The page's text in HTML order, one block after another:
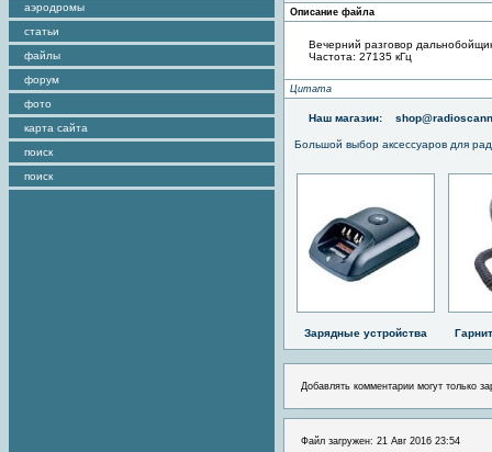
аэродромы
статьи
файлы
форум
фото
карта сайта
поиск
поиск
Описание файла
Вечерний разговор
Частота: 27135 кГц
Цитата
Наш магазин:
Большой выбор аксессуаров для
Зарядные устройства
Добавлять комментарии могут только
Файл загружен: 21 Авг 2016 23:54